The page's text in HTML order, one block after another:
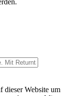
dieser Website um